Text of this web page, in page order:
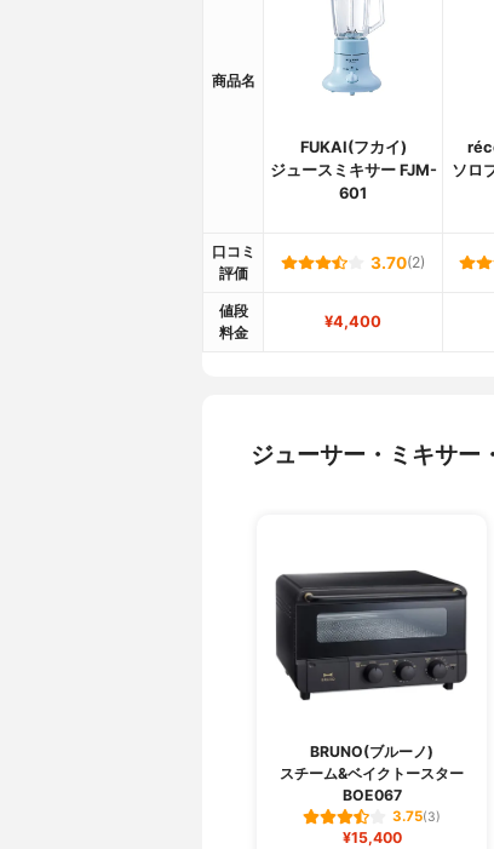
商品名
FUKAI(フカイ)
ジュースミキサー FJM-
601
ソロ
口コミ
評価
3.70(2)
値段
料金
¥4,400
ジューサー・ミキサー
BRUNO(ブルーノ)
スチーム&ベイクトースター
BOE067
3.75(3)
¥15,400